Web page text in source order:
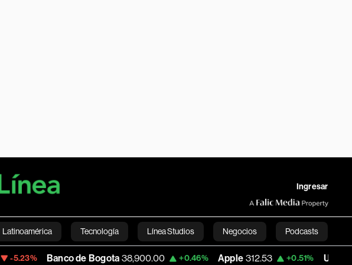
Ingresar
Latinoamérica Tecnología Línea Studios Negocios Podcasts
Mundo Videos English
Banco de Bogota 38,900.00 +0.46% Apple 312.53 +0.51% USD COP 3,159.39